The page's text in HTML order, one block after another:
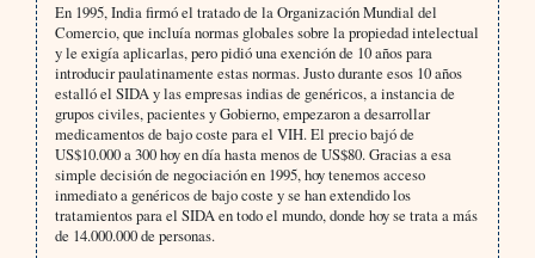
En 1995, India firmó el tratado de la Organización Mundial del
Comercio, que incluía normas globales sobre la propiedad intelectual
y le exigía aplicarlas, pero pidió una exención de 10 años para
introducir paulatinamente estas normas. Justo durante esos 10 años
estalló el SIDA y las empresas indias de genéricos, a instancia de
grupos civiles, pacientes y Gobierno, empezaron a desarrollar
medicamentos de bajo coste para el VIH. El precio bajó de
US$10.000 a 300 hoy en día hasta menos de US$80. Gracias a esa
simple decisión de negociación en 1995, hoy tenemos acceso
inmediato a genéricos de bajo coste y se han extendido los
tratamientos para el SIDA en todo el mundo, donde hoy se trata a más
de 14.000.000 de personas.